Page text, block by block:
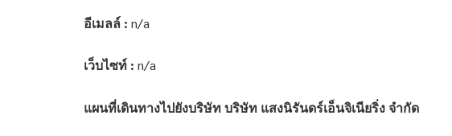
อีเมลล์ : n/a
เว็บไซท์ : n/a
แผนที่เดินทางไปยังบริษัท บริษัท แสงนิรันดร์เอ็นจิเนียริ่ง จำกัด